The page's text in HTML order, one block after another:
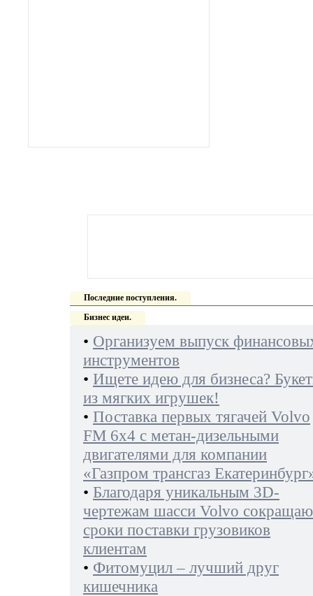
Последние поступления.
Бизнес идеи.
• Организуем выпуск
инструментов
• Ищете идею для бизнеса?
из мягких игрушек!
• Поставка первых тягачей Volvo
FM 6х4 с метан-дизельными
двигателями для компании
«Газпром трансгаз
• Благодаря уникальным 3D-
чертежам шасси Volvo
сроки поставки грузовиков
клиентам
• Фитомуцил – лучший друг
кишечника